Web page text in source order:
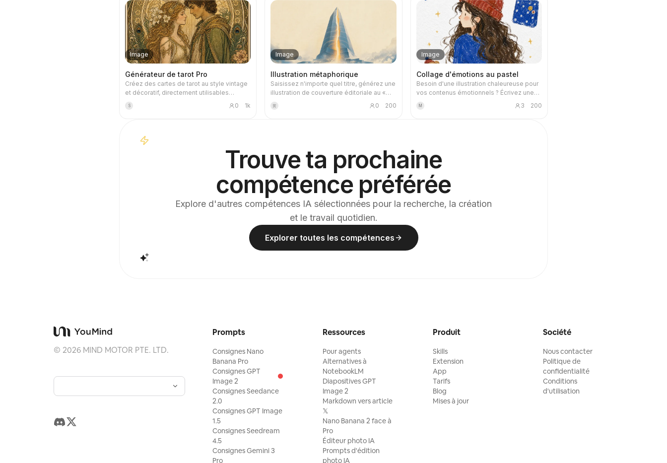
Image
Générateur de tarot Pro
Créez des cartes de tarot au style vintage
et décoratif, directement utilisables
comme fond d'écran de téléphone. Dites-
lui le thème que vous préférez (comme la
tirer, et il générera des cartes de tarot au
style cohérent et aux significations
raffinées. Il prend en charge un jeu
visuels détaillés et élégants, sans effet
plastique d'IA. Vous pouvez également le
combiner avec les tâches planifiées de
YouMind pour obtenir automatiquement un
S 0 1k
Image
Illustration métaphorique
Saisissez n'importe quel titre, générez une
illustration de couverture éditoriale au «
style métaphorique élégant » qui répond
précisément au titre : texture de peinture
blanc, bannière 16:9. Convient aux
actualités, podcasts, articles et
newsletters pour illustrer leurs titres.
黄 0 200
Image
Collage d'émotions au pastel
Besoin d'une illustration chaleureuse pour
vos contenus émotionnels ? Écrivez une
citation ou une émotion, et obtenez une
illustration apaisante au pastel à l'huile :
M 3 200
Trouve ta prochaine
compétence préférée
Explore d'autres compétences IA sélectionnées pour la recherche, la création
et le travail quotidien.
Explorer toutes les compétences
© 2026MIND MOTOR PTE. LTD.
Prompts
Consignes Nano
Banana Pro
Consignes GPT
Image 2
Consignes Seedance
2.0
Consignes GPT Image
1.5
Consignes Seedream
4.5
Consignes Gemini 3
Pro
Ressources
Pour agents
Alternatives à
NotebookLM
Diapositives GPT
Image 2
Markdown vers article
𝕏
Nano Banana 2 face à
Pro
Éditeur photo IA
Prompts d'édition
photo IA
Produit
Skills
Extension
App
Tarifs
Blog
Mises à jour
Société
Nous contacter
Politique de
confidentialité
Conditions
d'utilisation